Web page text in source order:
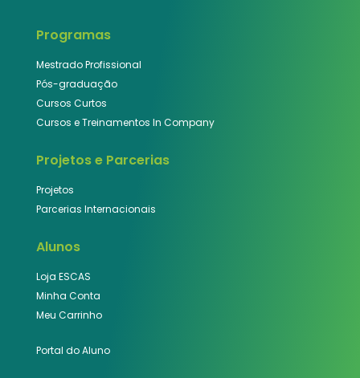
Programas
Mestrado Profissional
Pós-graduação
Cursos Curtos
Cursos e Treinamentos In Company
Projetos e Parcerias
Projetos
Parcerias Internacionais
Alunos
Loja ESCAS
Minha Conta
Meu Carrinho
Portal do Aluno